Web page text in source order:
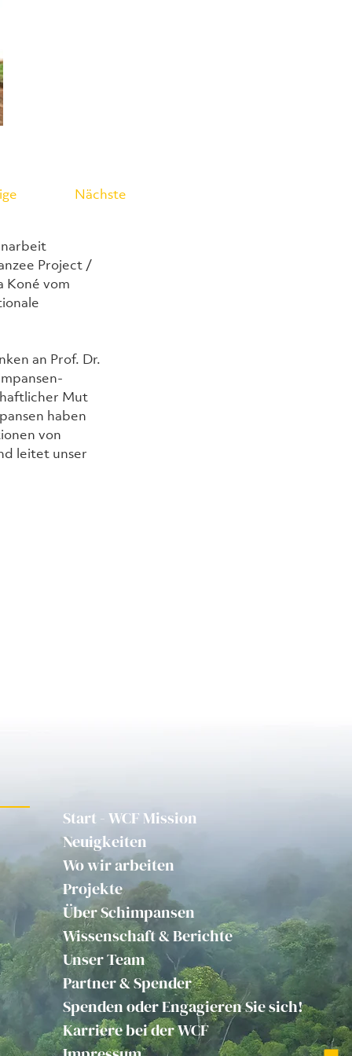
Nächste
Project /
Koné vom
an Prof. Dr.
Mut
haben
von
leitet unser
Start - WCF Mission
Neuigkeiten
Wo wir arbeiten
Projekte
Über Schimpansen
Wissenschaft & Berichte
Unser Team
Partner & Spender
Spenden oder Engagieren Sie sich!
Karriere bei der WCF